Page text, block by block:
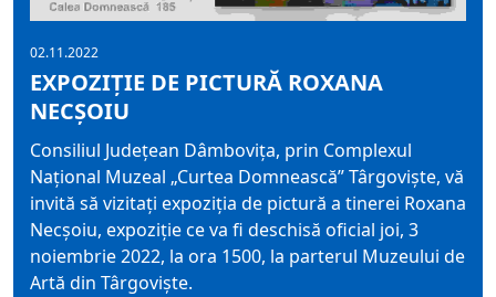
02.11.2022
EXPOZIȚIE DE PICTURĂ ROXANA
NECȘOIU
Consiliul Județean Dâmbovița, prin Complexul
Național Muzeal „Curtea Domnească” Târgoviște, vă
invită să vizitați expoziţia de pictură a tinerei Roxana
Necșoiu, expoziție ce va fi deschisă oficial joi, 3
noiembrie 2022, la ora 1500, la parterul Muzeului de
Artă din Târgovişte.